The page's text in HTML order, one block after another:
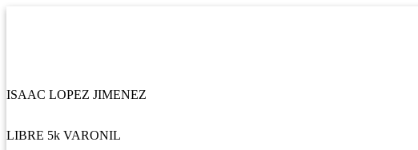
ISAAC LOPEZ JIMENEZ
LIBRE 5k VARONIL